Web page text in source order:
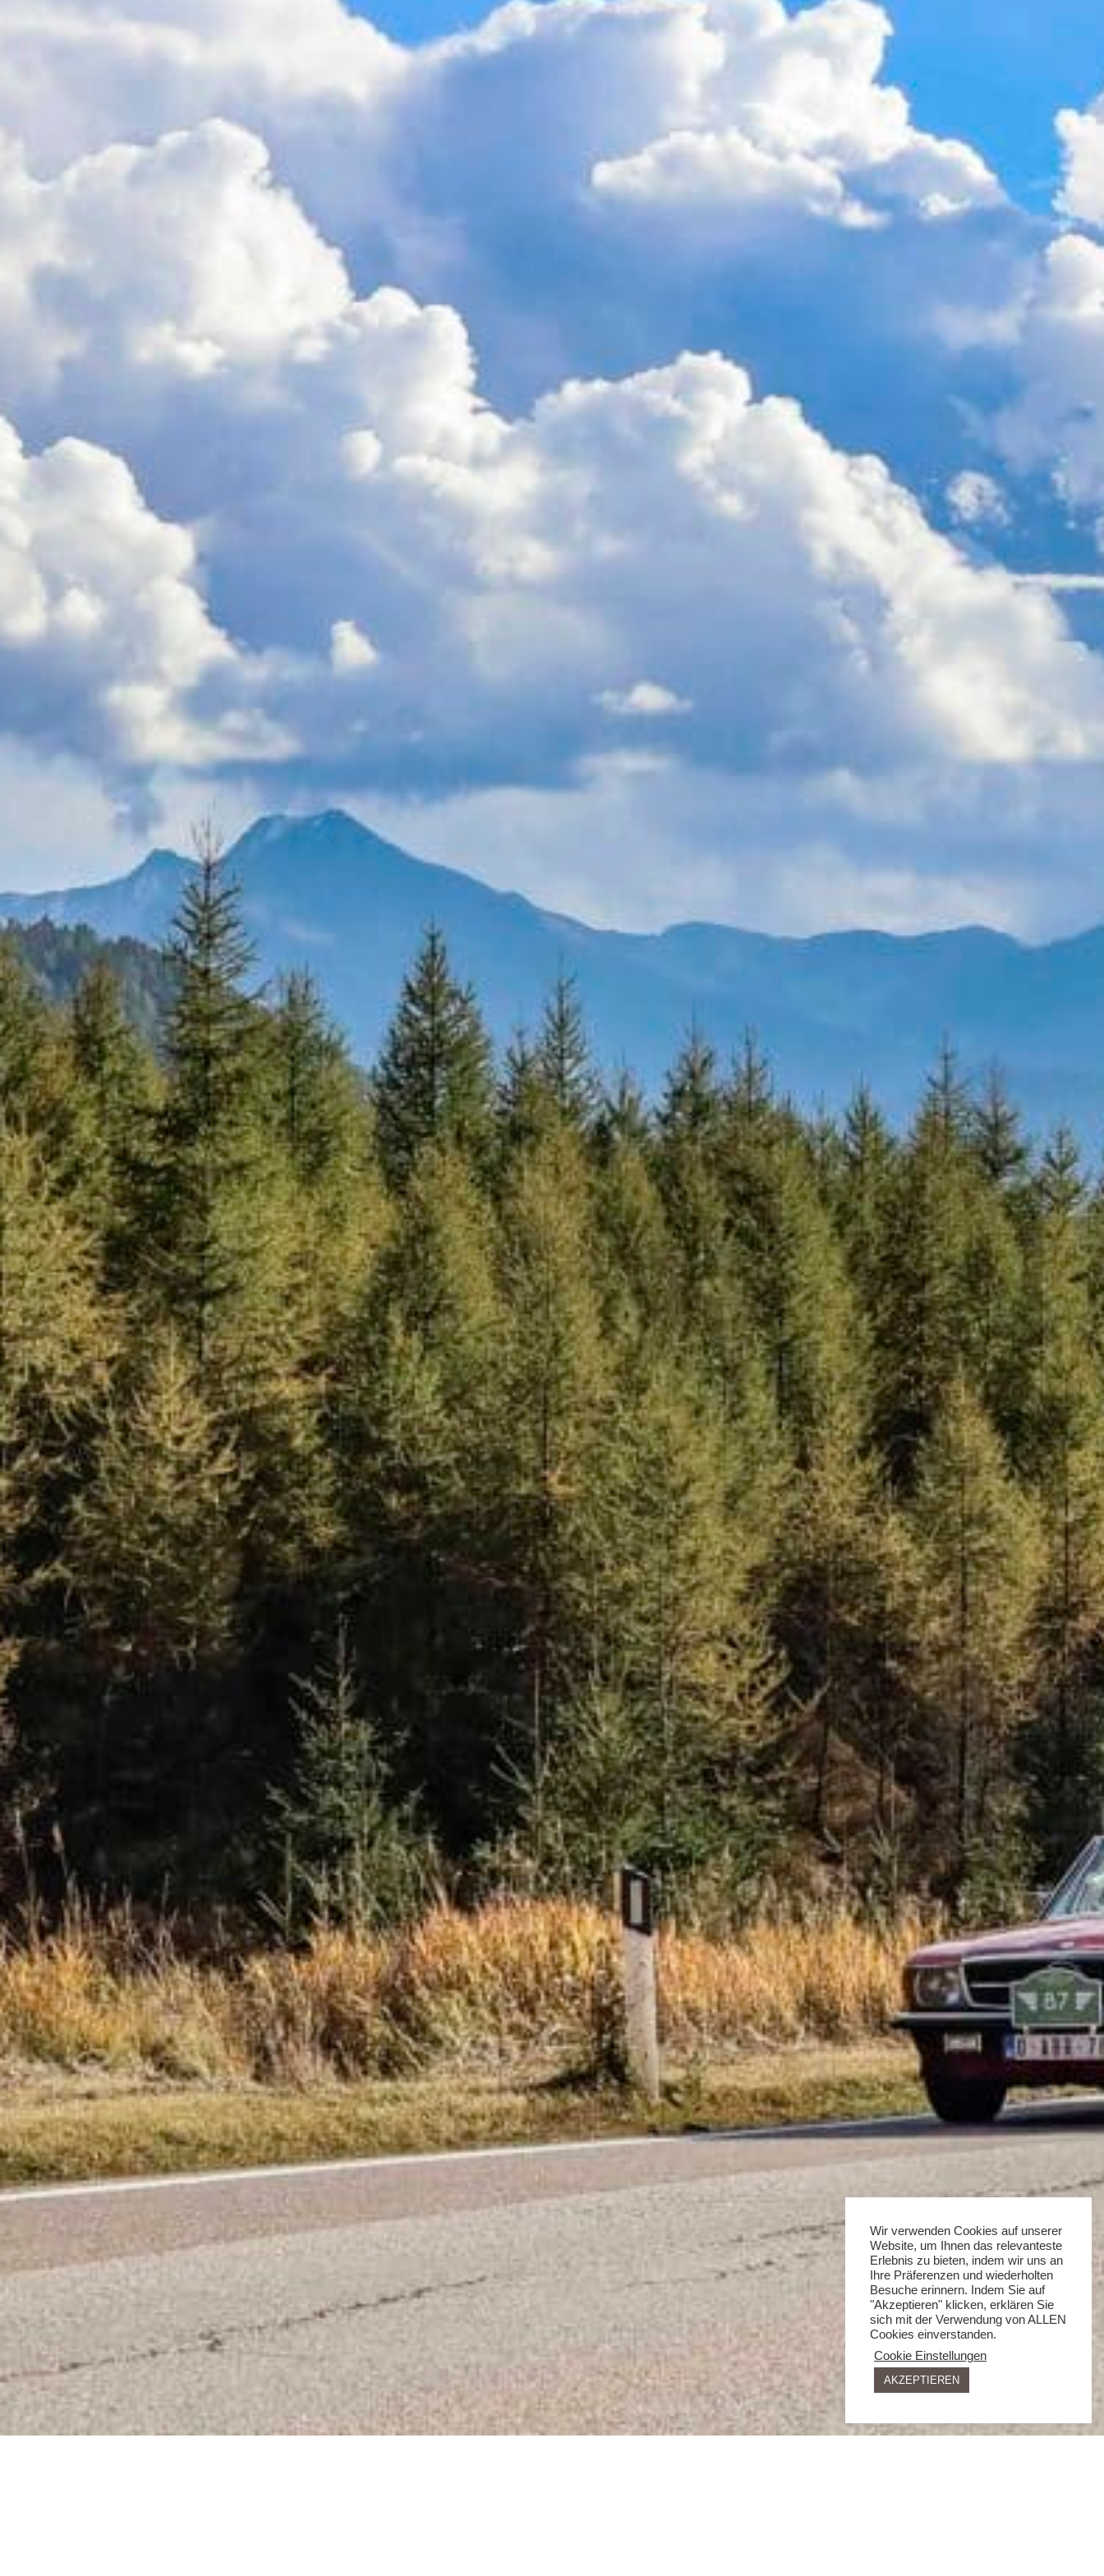
Wir verwenden Cookies auf unserer
Website, um Ihnen das relevanteste
Erlebnis zu bieten, indem wir uns an
Ihre Präferenzen und wiederholten
Besuche erinnern. Indem Sie auf
"Akzeptieren" klicken, erklären Sie
sich mit der Verwendung von ALLEN
Cookies einverstanden.
Cookie Einstellungen
AKZEPTIEREN